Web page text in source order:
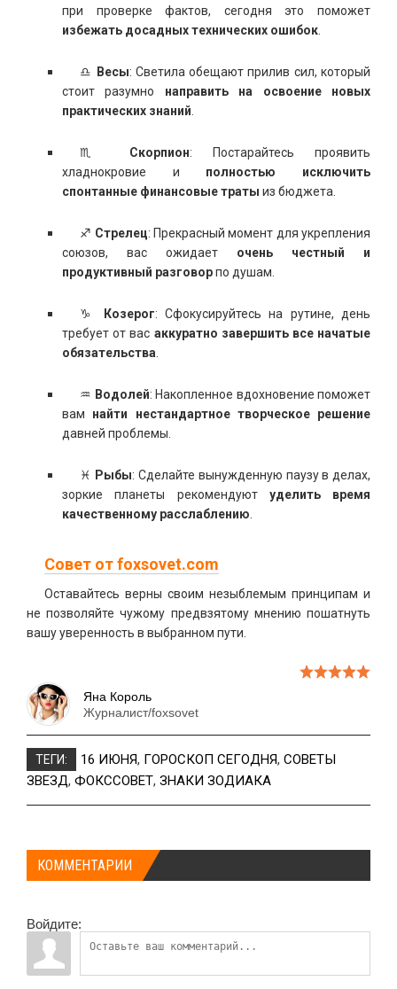
при проверке фактов, сегодня это поможет
избежать досадных технических ошибок.
♎ Весы: Светила обещают прилив сил, который
стоит разумно направить на освоение новых
практических знаний.
♏ Скорпион: Постарайтесь проявить
хладнокровие и полностью исключить
спонтанные финансовые траты из бюджета.
♐ Стрелец: Прекрасный момент для укрепления
союзов, вас ожидает очень честный и
продуктивный разговорпо душам.
♑ Козерог: Сфокусируйтесь на рутине, день
требует от вас аккуратно завершить все начатые
обязательства.
♒ Водолей: Накопленное вдохновение поможет
вам найти нестандартное творческое решение
давней проблемы.
♓ Рыбы: Сделайте вынужденную паузу в делах,
зоркие планеты рекомендуют уделить время
качественному расслаблению.
Совет от foxsovet.com
Оставайтесь верны своим незыблемым принципам и
не позволяйте чужому предвзятому мнению пошатнуть
вашу уверенность в выбранном пути.
Яна Король
Журналист/foxsovet
ТЕГИ: 16 ИЮНЯ, ГОРОСКОП СЕГОДНЯ, СОВЕТЫ
ЗВЕЗД, ФОКССОВЕТ, ЗНАКИ ЗОДИАКА
КОММЕНТАРИИ
Войдите: